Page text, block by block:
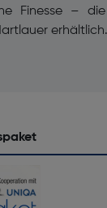
Finesse –
erhältlich.